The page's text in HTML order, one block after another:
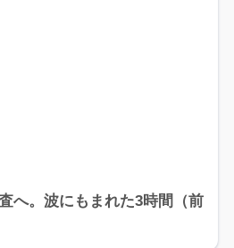
へ。波にもまれた3時間（前